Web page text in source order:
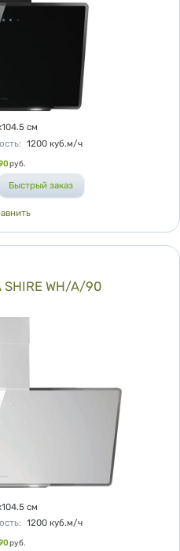
см
: 1200 куб.м/ч
руб.
WH/A/90
см
: 1200 куб.м/ч
руб.